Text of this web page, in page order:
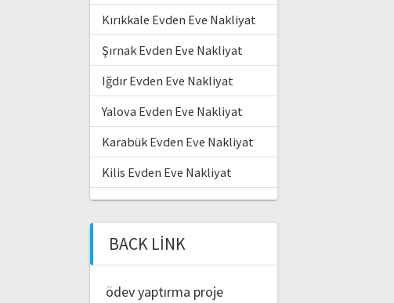
Kırıkkale Evden Eve Nakliyat
Şırnak Evden Eve Nakliyat
Iğdır Evden Eve Nakliyat
Yalova Evden Eve Nakliyat
Karabük Evden Eve Nakliyat
Kilis Evden Eve Nakliyat
BACK LINK
ödev yaptırma proje